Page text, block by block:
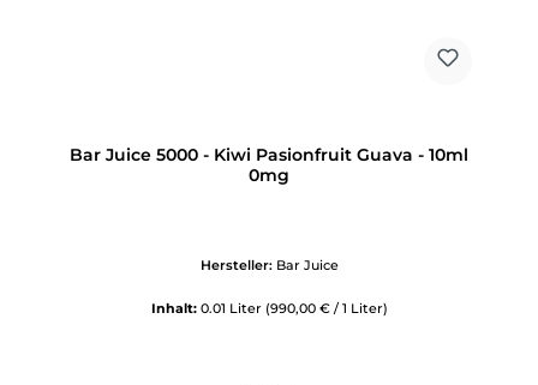
Bar Juice 5000 - Kiwi Pasionfruit Guava - 10ml
0mg
Hersteller: Bar Juice
Inhalt: 0.01 Liter (990,00 € / 1 Liter)